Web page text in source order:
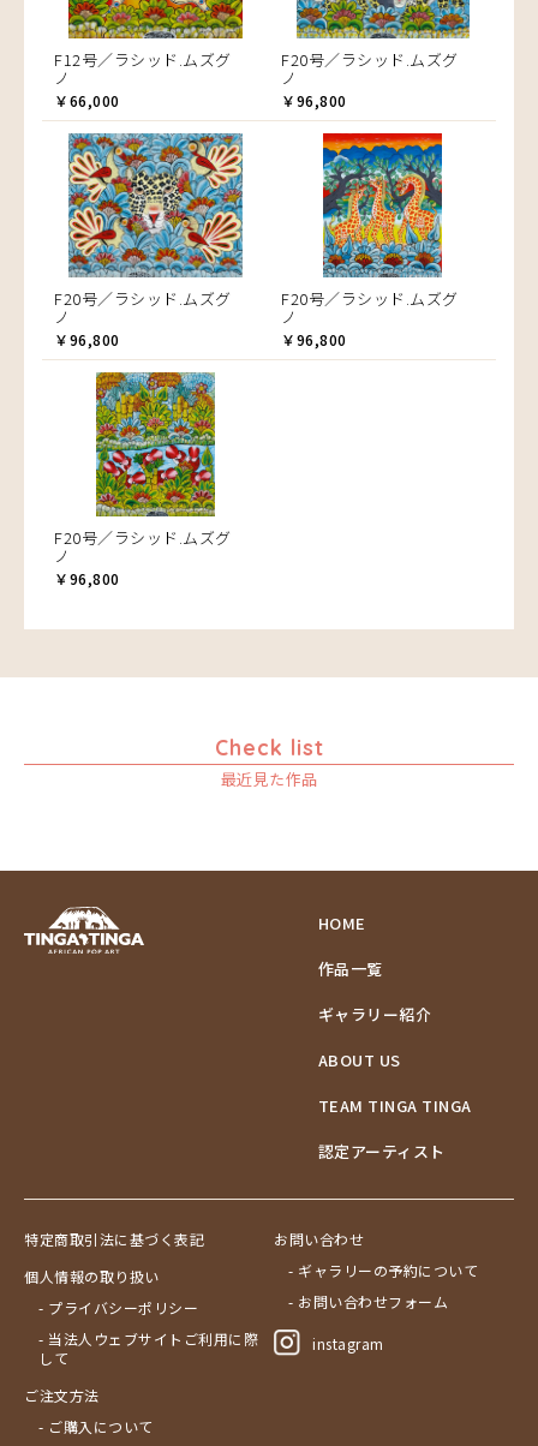
F12号／ラシッド.ムズグ
ノ
￥66,000
F20号／ラシッド.ムズグ
ノ
￥96,800
F20号／ラシッド.ムズグ
ノ
￥96,800
F20号／ラシッド.ムズグ
ノ
￥96,800
F20号／ラシッド.ムズグ
ノ
￥96,800
Check list
最近見た作品
HOME
作品一覧
ギャラリー紹介
ABOUT US
TEAM TINGA TINGA
認定アーティスト
特定商取引法に基づく表記
個人情報の取り扱い
- プライバシーポリシー
- 当法人ウェブサイトご利用に際
して
ご注文方法
- ご購入について
お問い合わせ
- ギャラリーの予約について
- お問い合わせフォーム
instagram